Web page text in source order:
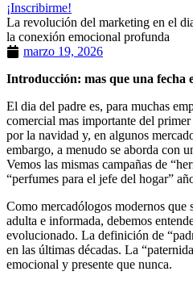
¡Inscribirme!
La revolución del marketing en el
la conexión emocional profunda
marzo 19, 2026
Introducción: mas que una fecha
El dia del padre es, para muchas
comercial mas importante del
por la navidad y, en algunos
embargo, a menudo se aborda con
Vemos las mismas campañas de
“perfumes para el jefe del hogar”
Como mercadólogos modernos que
adulta e informada, debemos
evolucionado. La definición de
en las últimas décadas. La
emocional y presente que nunca.